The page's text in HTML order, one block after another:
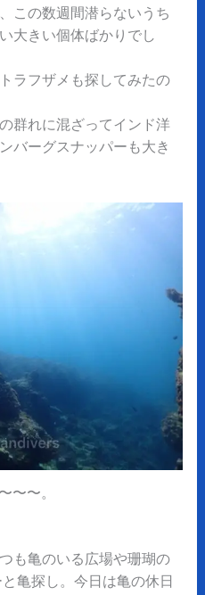
この数週間潜らないうち
大きい個体ばかりでし
ラフザメも探してみたの
群れに混ざってインド洋
バーグスナッパーも大き
〜〜。
も亀のいる広場や珊瑚の
亀探し。今日は亀の休日